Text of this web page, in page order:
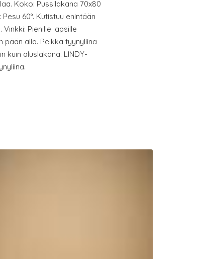
Koko: Pussilakana 70x80
60°. Kutistuu enintään
Pienille lapsille
pään alla. Pelkkä tyynyliina
kuin aluslakana. LINDY-